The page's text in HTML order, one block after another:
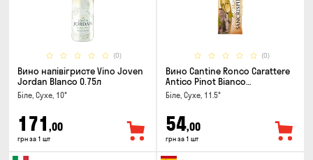
(0)
Вино напівігристе Vino Joven
Jordan Blanco 0.75л
Біле, Сухе, 10°
171 ,00
грн за 1 шт
(0)
Вино Cantine Ronco Carattere
Antico Pinot Bianco
Chardonnay Rubicone IGT 0.25л
Біле, Сухе, 11.5°
54,00
грн за 1 шт